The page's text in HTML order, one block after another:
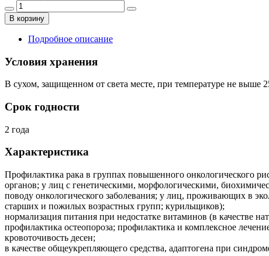
В корзину
Подробное описание
Условия хранения
В сухом, защищенном от света месте, при температуре не выше
Срок годности
2 года
Характеристика
Профилактика рака в группах повышенного онкологического
органов; у лиц с генетическими, морфологическими,
поводу онкологического заболевания; у лиц, проживающих в
старших и пожилых возрастных групп; курильщиков);
нормализация питания при недостатке витаминов (в качестве
профилактика остеопороза; профилактика и комплексное
кровоточивость десен;
в качестве общеукрепляющего средства, адаптогена при